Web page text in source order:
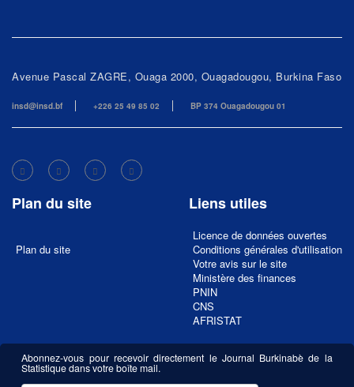
Avenue Pascal ZAGRE, Ouaga 2000, Ouagadougou, Burkina Faso
insd@insd.bf +226 25 49 85 02 BP 374 Ouagadougou 01
Plan du site
Plan du site
Liens utiles
Licence de données ouvertes
Conditions générales d'utilisation
Votre avis sur le site
Ministère des finances
PNIN
CNS
AFRISTAT
Abonnez-vous pour recevoir directement le Journal Burkinabè de la
Statistique dans votre boîte mail.